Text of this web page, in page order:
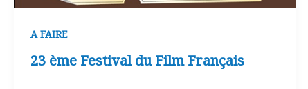
A FAIRE
23 ème Festival du Film Français